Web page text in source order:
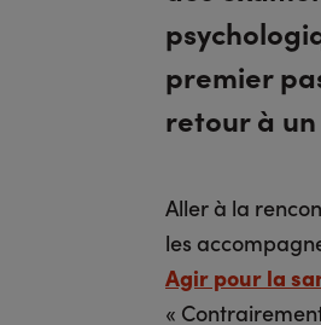
premier
retour à
Aller à la
les
Agir pour la
«